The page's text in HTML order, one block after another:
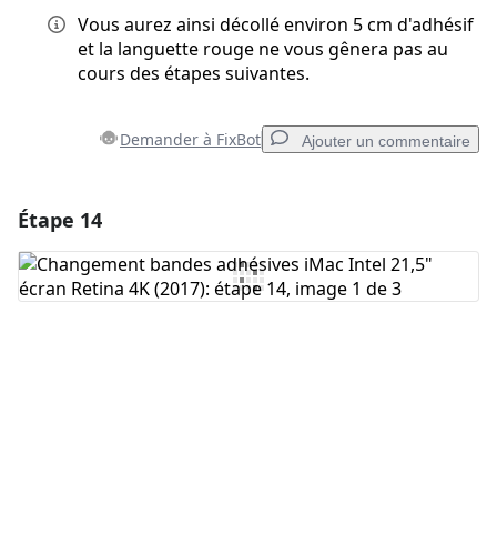
Vous aurez ainsi décollé environ 5 cm d'adhésif
et la languette rouge ne vous gênera pas au
cours des étapes suivantes.
Demander à FixBot Ajouter un commentaire
Ajouter un commentaire
Étape 14